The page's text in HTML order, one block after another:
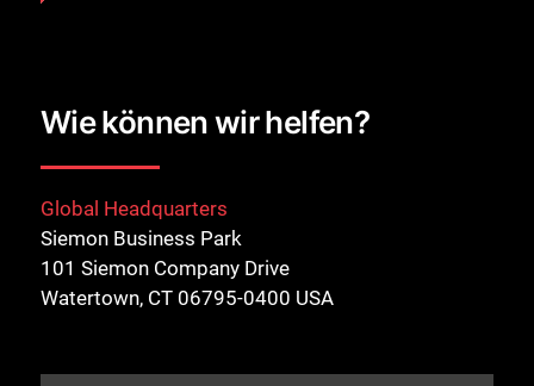
Wie können wir helfen?
Global Headquarters
Siemon Business Park
101 Siemon Company Drive
Watertown, CT 06795-0400 USA